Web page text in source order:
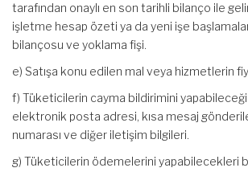
tarafından onaylı en son tarihli bilanço ile
işletme hesap özeti ya da yeni işe
bilançosu ve yoklama fişi.
e) Satışa konu edilen mal veya hizmetlerin
f) Tüketicilerin cayma bildirimini yapabileceği
elektronik posta adresi, kısa mesaj
numarası ve diğer iletişim bilgileri.
g) Tüketicilerin ödemelerini yapabilecekleri